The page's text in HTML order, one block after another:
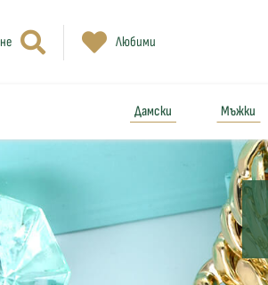
Любими
Дамски Мъжки